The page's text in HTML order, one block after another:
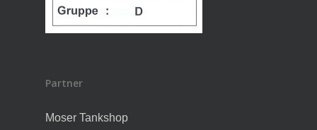
Partner
Moser Tankshop